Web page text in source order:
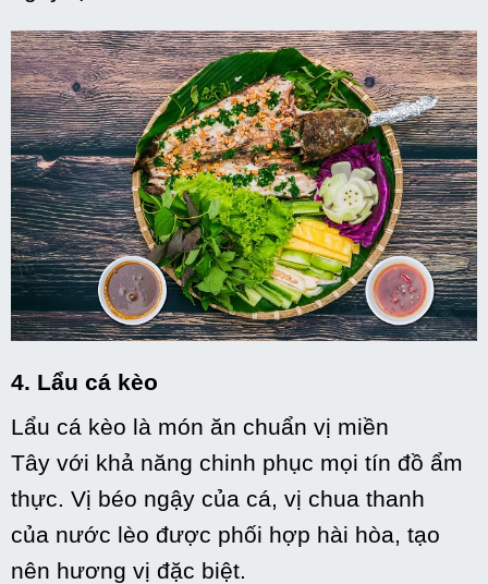
4. Lẩu cá kèo
Lẩu cá kèo là món ăn chuẩn vị miền
Tây với khả năng chinh phục mọi tín đồ ẩm
thực. Vị béo ngậy của cá, vị chua thanh
của nước lèo được phối hợp hài hòa , tạo
nên hương vị đặc biệt